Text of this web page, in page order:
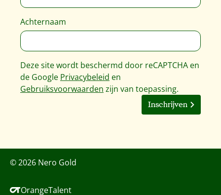
Achternaam
Deze site wordt beschermd door reCAPTCHA en
de Google Privacybeleid en
Gebruiksvoorwaarden zijn van toepassing.
Inschrijven
© 2026 Nero Gold
OrangeTalent